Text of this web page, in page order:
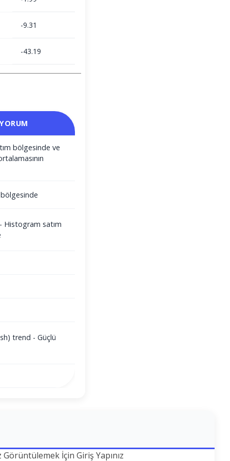
-9.31
-43.19
bölgesinde ve
bölgesinde
Histogram satım
trend - Güçlü
İçin Giriş Yapınız